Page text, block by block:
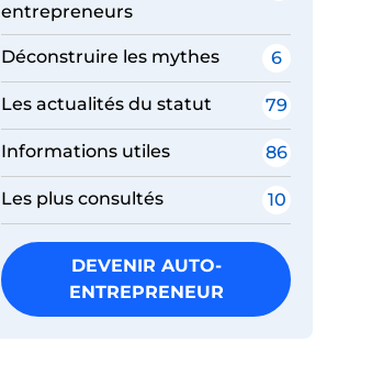
entrepreneurs
Déconstruire les mythes 6
Les actualités du statut 79
Informations utiles 86
Les plus consultés 10
DEVENIR AUTO-
ENTREPRENEUR